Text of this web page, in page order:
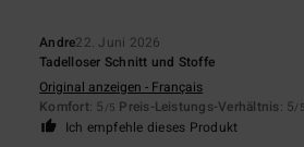
Andre22. Juni 2026
Tadelloser Schnitt und Stoffe
Original anzeigen - Français
Komfort: 5 /5 Preis-Leistungs-Verhältnis: 5/5
Ich empfehle dieses Produkt